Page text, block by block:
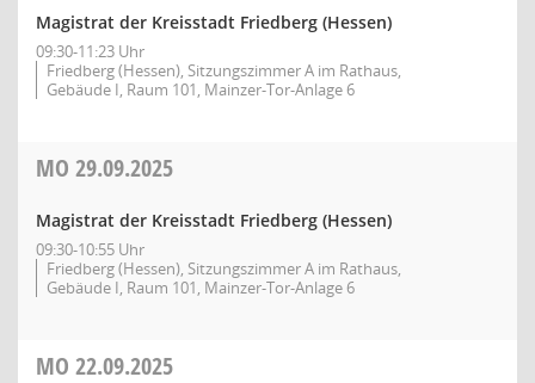
Magistrat der Kreisstadt Friedberg (Hessen)
09:30-11:23 Uhr
Friedberg (Hessen), Sitzungszimmer A im Rathaus,
Gebäude I, Raum 101, Mainzer-Tor-Anlage 6
MO 29.09.2025
Magistrat der Kreisstadt Friedberg (Hessen)
09:30-10:55 Uhr
Friedberg (Hessen), Sitzungszimmer A im Rathaus,
Gebäude I, Raum 101, Mainzer-Tor-Anlage 6
MO 22.09.2025